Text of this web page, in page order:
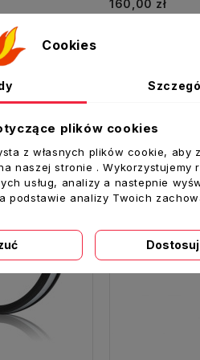
160,00 zł
krzyżowa produktów
Cookies
plików cookies
z własnych plików cookie, aby
naszej stronie .
usług, analizy a nastepnie
podstawie analizy Twoich
Dostosuj